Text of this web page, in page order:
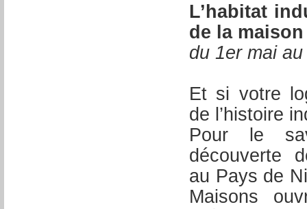
L’habitat
de la
du 1er mai
Et si votre
de l’histoire
Pour le
découverte
au Pays de
Maisons